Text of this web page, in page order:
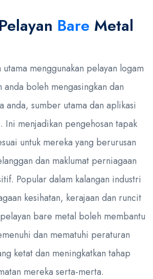
Bare Metal
utama menggunakan pelayan logam
anda boleh mengasingkan dan
anda, sumber utama dan aplikasi
Ini menjadikan pengehosan tapak
untuk mereka yang berurusan
dan maklumat perniagaan
Popular dalam kalangan industri
kesihatan, kerajaan dan runcit
bare metal boleh membantu
dan mematuhi peraturan
ketat dan meningkatkan tahap
mereka serta-merta.